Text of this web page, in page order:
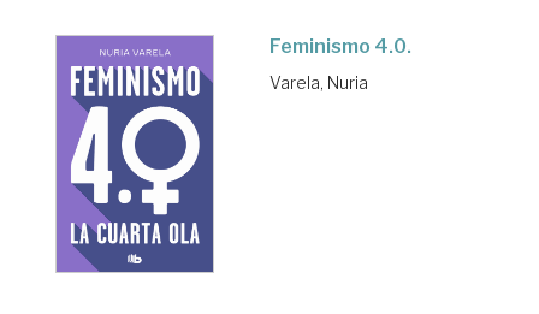
Feminismo 4.0.
Varela, Nuria